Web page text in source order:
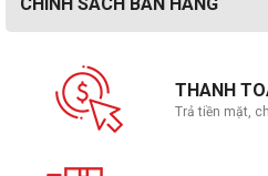
THANH
Trả tiền mặt,